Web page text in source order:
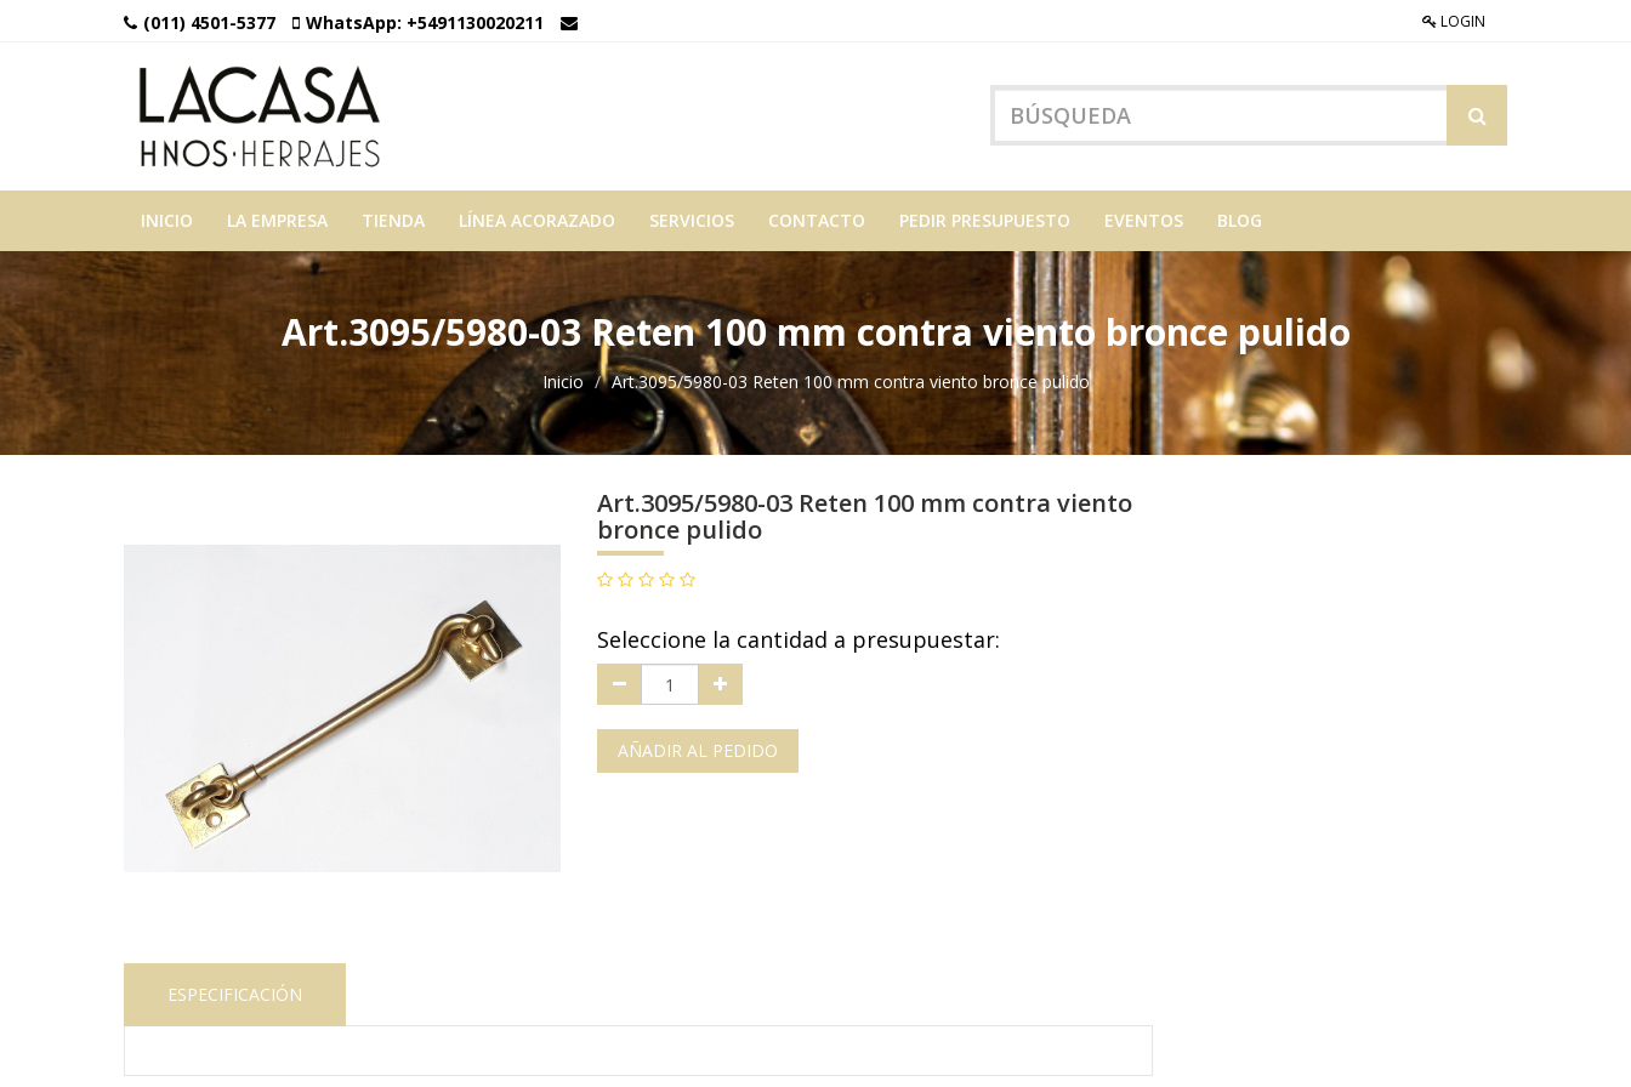
(011) 4501-5377 WhatsApp: +5491130020211 LOGIN
INICIO LA EMPRESA TIENDA LÍNEA ACORAZADO SERVICIOS CONTACTO PEDIR PRESUPUESTO EVENTOS BLOG
Art.3095/5980-03 Reten 100 mm contra viento bronce pulido
Inicio Art.3095/5980-03 Reten 100 mm contra viento bronce pulido
Art.3095/5980-03 Reten 100 mm contra viento
bronce pulido
Seleccione la cantidad a presupuestar:
AÑADIR AL PEDIDO
ESPECIFICACIÓN